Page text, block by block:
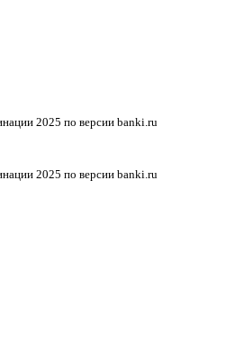
2025 по версии banki.ru
2025 по версии banki.ru